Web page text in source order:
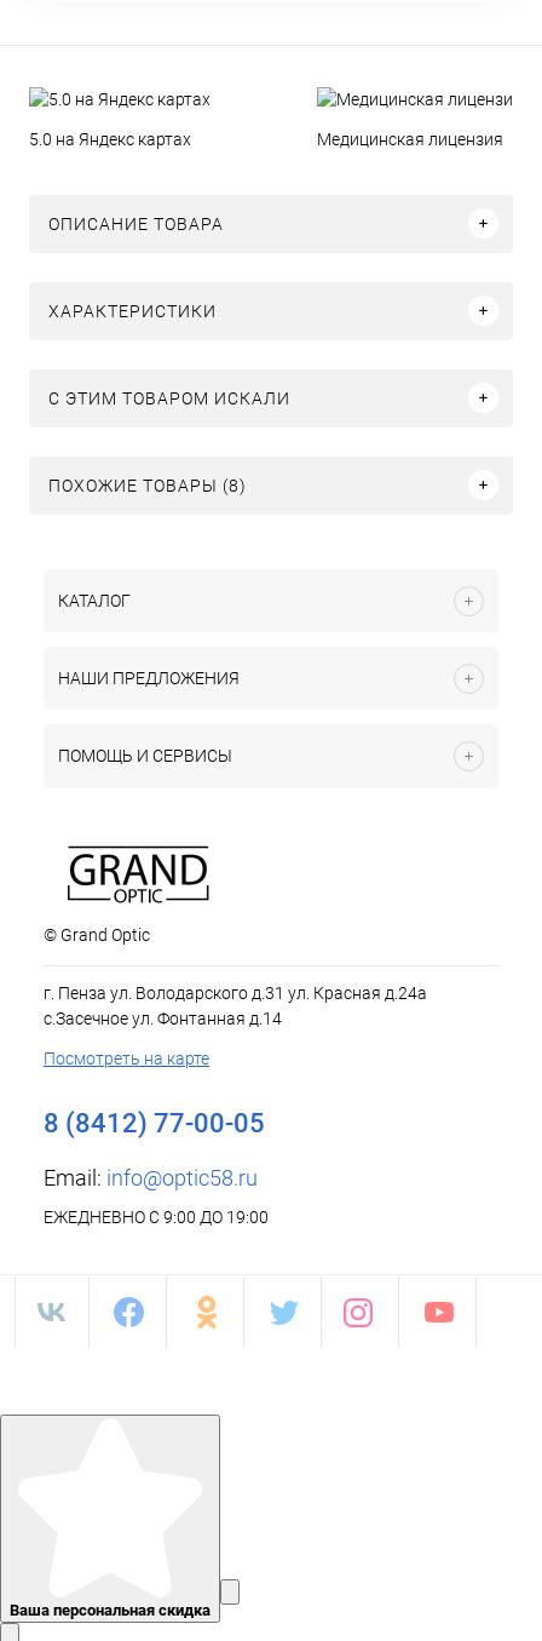
5.0 на Яндекс картах Медицинская лицензия
ОПИСАНИЕ ТОВАРА
ХАРАКТЕРИСТИКИ
C ЭТИМ ТОВАРОМ ИСКАЛИ
ПОХОЖИЕ ТОВАРЫ (8)
КАТАЛОГ
НАШИ ПРЕДЛОЖЕНИЯ
ПОМОЩЬ И СЕРВИСЫ
© Grand Optic
г. Пенза ул. Володарского д.31 ул. Красная д.24а
с.Засечное ул. Фонтанная д.14
Посмотреть на карте
8 (8412) 77-00-05
Email: info@optic58.ru
ЕЖЕДНЕВНО С 9:00 ДО 19:00
Ваша персональная скидка